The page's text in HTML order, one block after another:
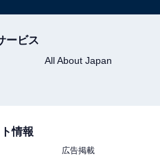
ービス
All About Japan
情報
広告掲載